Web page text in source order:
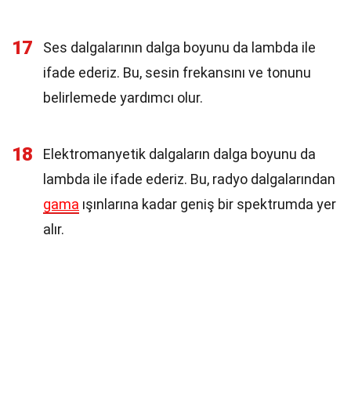
17
Ses dalgalarının dalga boyunu da lambda ile
ifade ederiz. Bu, sesin frekansını ve tonunu
belirlemede yardımcı olur.
18
Elektromanyetik dalgaların dalga boyunu da
lambda ile ifade ederiz. Bu, radyo dalgalarından
gama ışınlarına kadar geniş bir spektrumda yer
alır.